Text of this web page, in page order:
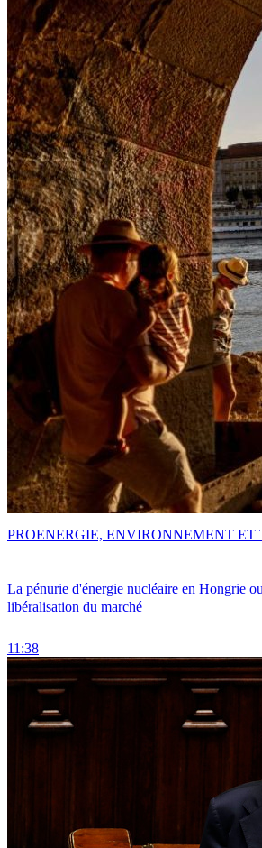
La pénurie d'énergie nucléaire en Hongrie
libéralisation du marché
11:38
PROENERGIE, ENVIRONNEMENT ET